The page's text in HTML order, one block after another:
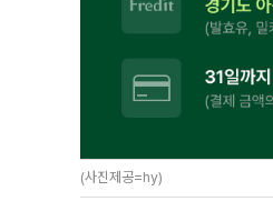
(사진제공=hy)